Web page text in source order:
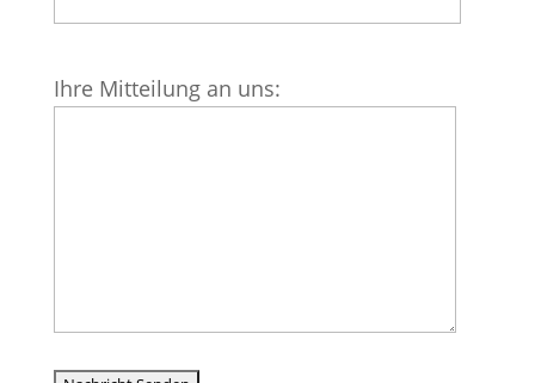
lasse
Ihre Mitteilung an uns: